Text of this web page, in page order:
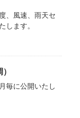
、風速、雨天セ
します。
毎に公開いたし